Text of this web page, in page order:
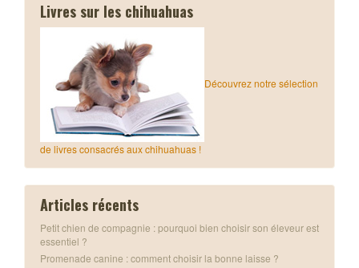
Livres sur les chihuahuas
Découvrez notre sélection
de livres consacrés aux chihuahuas !
Articles récents
Petit chien de compagnie : pourquoi bien choisir son éleveur est
essentiel ?
Promenade canine : comment choisir la bonne laisse ?